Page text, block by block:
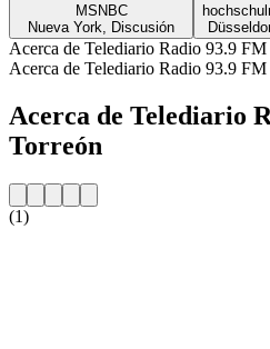
MSNBC
Nueva York, Discusión
Acerca de Telediario Radio 93.9 FM
Acerca de Telediario Radio 93.9 FM
Acerca de Telediario
Torreón
(1)